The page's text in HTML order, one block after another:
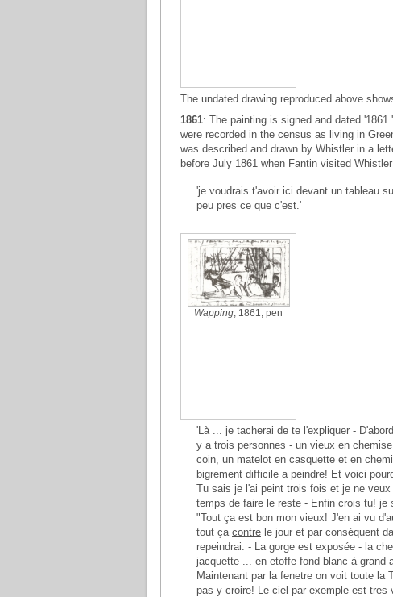
The undated drawing reproduced above
1861: The painting is signed and dated
were recorded in the census as living in
was described and drawn by Whistler in a
before July 1861 when Fantin visited
'je voudrais t'avoir ici devant un tableau
peu pres ce que c'est.'
Wapping , 1861, pen
'Là ... je tacherai de te l'expliquer -
y a trois personnes - un vieux en
coin, un matelot en casquette et en
bigrement difficile a peindre! Et voici
Tu sais je l'ai peint trois fois et je ne
temps de faire le reste - Enfin crois tu! je
"Tout ça est bon mon vieux! J'en ai vu
tout ça contre le jour et par conséquent
repeindrai. - La gorge est exposée - la
jacquette ... en etoffe fond blanc à grand
Maintenant par la fenetre on voit toute
pas y croire! Le ciel par exemple est